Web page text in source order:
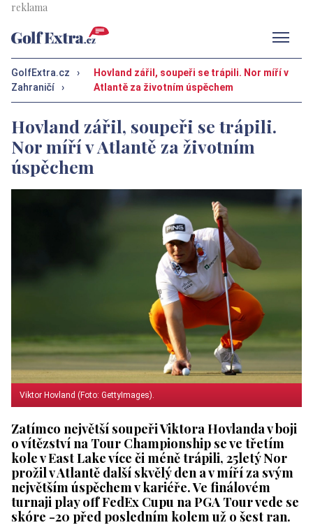
GolfExtra.cz
›
Zahraničí
›
Hovland zářil, soupeři se trápili. Nor míří v
Atlantě za životním úspěchem
Hovland zářil, soupeři se trápili.
Nor míří v Atlantě za životním
úspěchem
Viktor Hovland (Foto: GettyImages).
Zatímco největší soupeři Viktora Hovlanda v boji
o vítězství na Tour Championship se ve třetím
kole v East Lake více či méně trápili, 25letý Nor
prožil v Atlantě další skvělý den a v míří za svým
největším úspěchem v kariéře. Ve finálovém
turnaji play off FedEx Cupu na PGA Tour vede se
skóre -20 před posledním kolem už o šest ran.